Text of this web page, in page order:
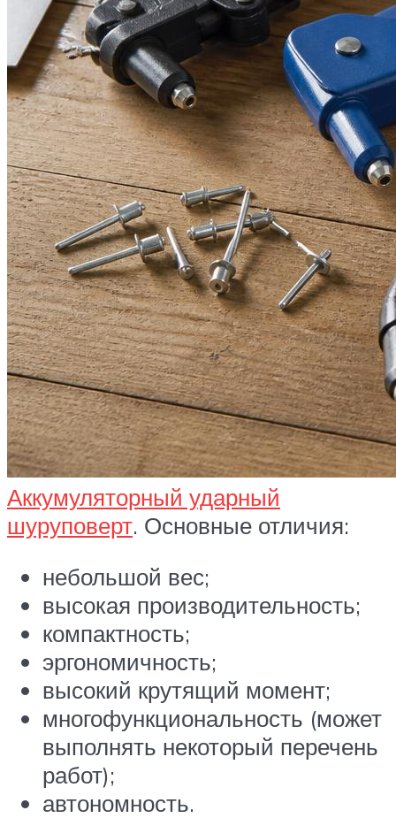
Аккумуляторный ударный
шуруповерт. Основные отличия:
небольшой вес;
высокая производительность;
компактность;
эргономичность;
высокий крутящий момент;
многофункциональность (может
выполнять некоторый перечень
работ);
автономность.